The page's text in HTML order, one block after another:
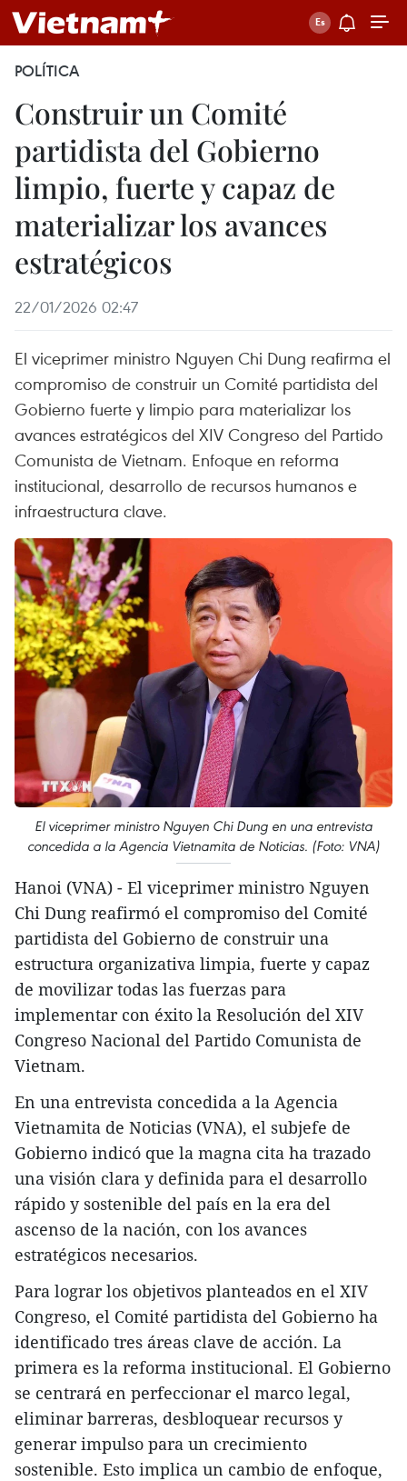
POLÍTICA
Construir un Comité
partidista del Gobierno
limpio, fuerte y capaz de
materializar los avances
estratégicos
22/01/2026 02:47
El viceprimer ministro Nguyen Chi Dung reafirma el
compromiso de construir un Comité partidista del
Gobierno fuerte y limpio para materializar los
avances estratégicos del XIV Congreso del Partido
Comunista de Vietnam. Enfoque en reforma
institucional, desarrollo de recursos humanos e
infraestructura clave.
El viceprimer ministro Nguyen Chi Dung en una entrevista
concedida a la Agencia Vietnamita de Noticias. (Foto: VNA)
Hanoi (VNA) - El viceprimer ministro Nguyen
Chi Dung reafirmó el compromiso del Comité
partidista del Gobierno de construir una
estructura organizativa limpia, fuerte y capaz
de movilizar todas las fuerzas para
implementar con éxito la Resolución del XIV
Congreso Nacional del Partido Comunista de
Vietnam.
En una entrevista concedida a la Agencia
Vietnamita de Noticias (VNA), el subjefe de
Gobierno indicó que la magna cita ha trazado
una visión clara y definida para el desarrollo
rápido y sostenible del país en la era del
ascenso de la nación, con los avances
estratégicos necesarios.
Para lograr los objetivos planteados en el XIV
Congreso, el Comité partidista del Gobierno ha
identificado tres áreas clave de acción. La
primera es la reforma institucional. El Gobierno
se centrará en perfeccionar el marco legal,
eliminar barreras, desbloquear recursos y
generar impulso para un crecimiento
sostenible. Esto implica un cambio de enfoque,